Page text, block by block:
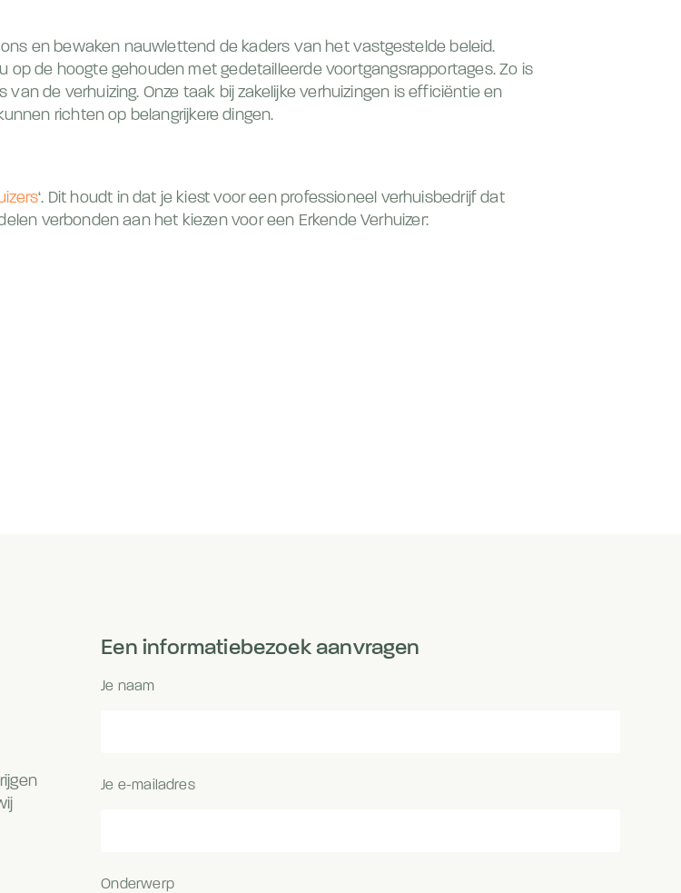
en bewaken nauwlettend de kaders van het vastgestelde beleid.
de hoogte gehouden met gedetailleerde voortgangsrapportages. Zo is
de verhuizing. Onze taak bij zakelijke verhuizingen is efficiëntie en
richten op belangrijkere dingen.
‘. Dit houdt in dat je kiest voor een professioneel verhuisbedrijf dat
verbonden aan het kiezen voor een Erkende Verhuizer:
Een informatiebezoek aanvragen
Je naam
Je e-mailadres
Onderwerp